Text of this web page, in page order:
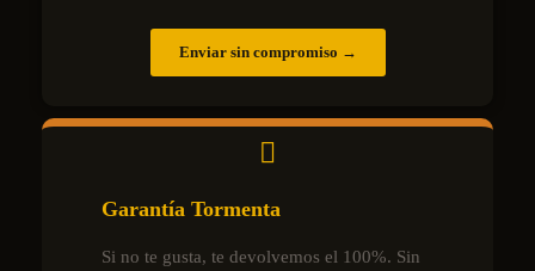
Enviar sin compromiso →
Garantía Tormenta
Si no te gusta, te devolvemos el 100%. Sin